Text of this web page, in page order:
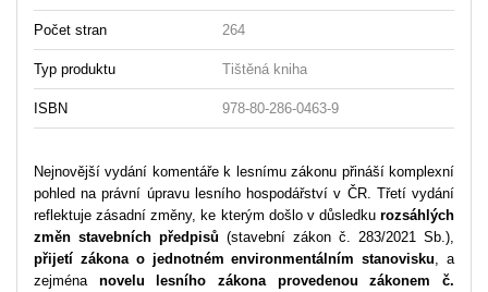
Počet stran 264
Typ produktu Tištěná kniha
ISBN 978-80-286-0463-9
Nejnovější vydání komentáře k lesnímu zákonu přináší komplexní
pohled na právní úpravu lesního hospodářství v ČR. Třetí vydání
reflektuje zásadní změny, ke kterým došlo v důsledku rozsáhlých
změn stavebních předpisů (stavební zákon č. 283/2021 Sb.),
přijetí zákona o jednotném environmentálním stanovisku , a
zejména novelu lesního zákona provedenou zákonem č.